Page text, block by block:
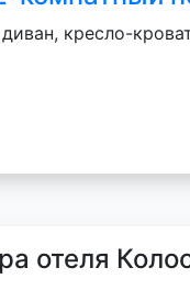
кресло-
отеля